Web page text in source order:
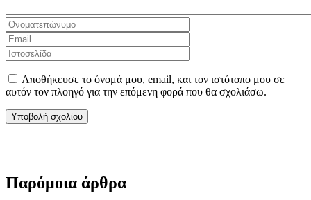
Αποθήκευσε το όνομά μου, email, και τον ιστότοπο μου σε
αυτόν τον πλοηγό για την επόμενη φορά που θα σχολιάσω.
Παρόμοια άρθρα